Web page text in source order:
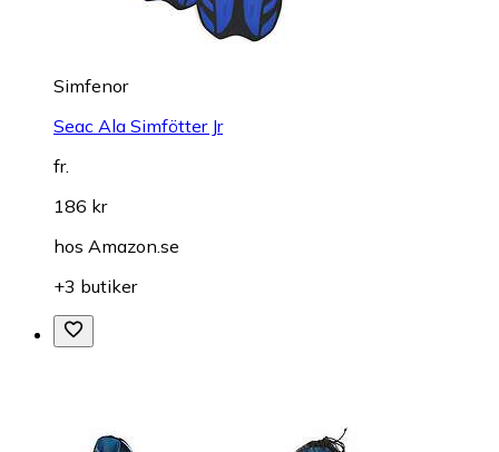
Simfenor
Seac Ala Simfötter Jr
fr.
186 kr
hos Amazon.se
+3 butiker